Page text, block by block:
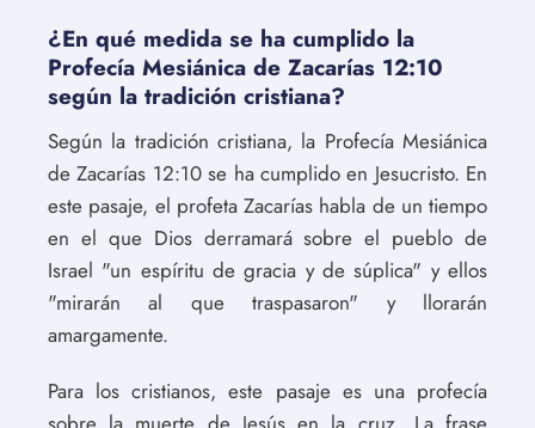
¿En qué medida se ha cumplido la
Profecía Mesiánica de Zacarías 12:10
según la tradición cristiana?
Según la tradición cristiana, la Profecía Mesiánica
de Zacarías 12:10 se ha cumplido en Jesucristo. En
este pasaje, el profeta Zacarías habla de un tiempo
en el que Dios derramará sobre el pueblo de
Israel "un espíritu de gracia y de súplica" y ellos
"mirarán al que traspasaron" y llorarán
amargamente.
Para los cristianos, este pasaje es una profecía